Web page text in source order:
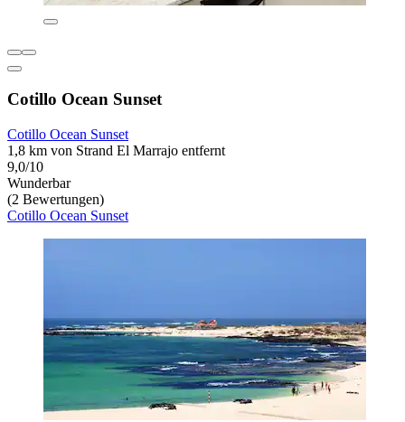
Cotillo Ocean Sunset
Cotillo Ocean Sunset
1,8 km von Strand El Marrajo entfernt
9,0/10
Wunderbar
(2 Bewertungen)
Cotillo Ocean Sunset